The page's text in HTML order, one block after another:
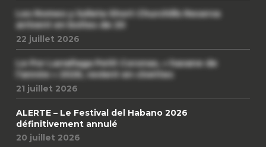
Les Romeo y Julieta Short Churchills Reserva
arrivent en boîtes de 20
22 juillet 2026
Le Por Larrañaga Petit Coronas, « havane de
l’année » 2026, revient en civettes
21 juillet 2026
ALERTE – Le Festival del Habano 2026
définitivement annulé
20 juillet 2026